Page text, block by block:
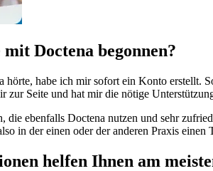
Doctena begonnen?
hörte, habe ich mir sofort ein Konto erstellt.
zur Seite und hat mir die nötige
die ebenfalls Doctena nutzen und sehr
in der einen oder der anderen Praxis einen
helfen Ihnen am